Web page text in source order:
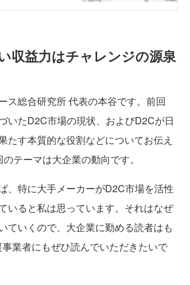
収益力はチャレンジの源泉
ス総合研究所 代表の本谷です。前回
いたD2C市場の現状、およびD2Cが日
たす本質的な役割などについてお伝え
テーマは大企業の動向です。
、特に大手メーカーがD2C市場を活性
いると私は思っています。それはなぜ
ていくので、大企業に勤める読者はも
業者にもぜひ読んでいただきたいで